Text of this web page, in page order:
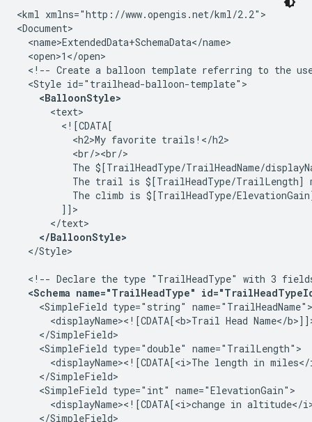
<kml xmlns="http://www.opengis.net/kml/2.2">
<Document>
  <name>ExtendedData+SchemaData</name>
  <open>1</open>
<!-- Create a balloon template referring to the
  <Style id="trailhead-balloon-template">
<BalloonStyle>
      <text>
        <![CDATA[
          <h2>My favorite trails!</h2>
          <br/><br/>
The $[TrailHeadType/TrailHeadName/
The trail is $[TrailHeadType/
The climb is $[TrailHeadType/
        ]]>
      </text>
</BalloonStyle>
  </Style>
<!-- Declare the type "TrailHeadType" with 3
<Schema name="TrailHeadType"
<SimpleField type="string"
<displayName><![CDATA[<b>Trail Head Name</
    </SimpleField>
<SimpleField type="double"
<displayName><![CDATA[<i>The length in
    </SimpleField>
<SimpleField type="int"
<displayName><![CDATA[<i>change in
    </SimpleField>